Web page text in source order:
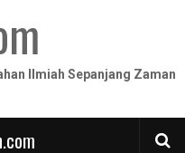
Ilmiah Sepanjang Zaman